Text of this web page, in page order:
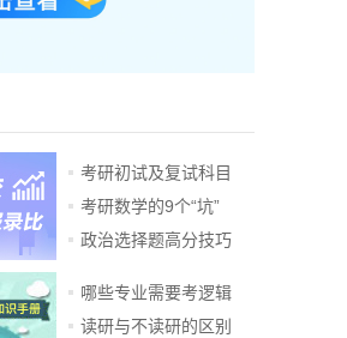
考研初试及复试科目
考研数学的9个“坑”
政治选择题高分技巧
哪些专业需要考逻辑
读研与不读研的区别